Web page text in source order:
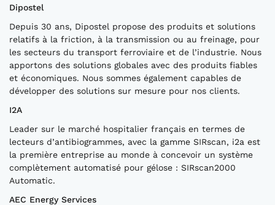
Dipostel
Depuis 30 ans, Dipostel propose des produits et solutions
relatifs à la friction, à la transmission ou au freinage, pour
les secteurs du transport ferroviaire et de l’industrie. Nous
apportons des solutions globales avec des produits fiables
et économiques. Nous sommes également capables de
développer des solutions sur mesure pour nos clients.
I2A
Leader sur le marché hospitalier français en termes de
lecteurs d’antibiogrammes, avec la gamme SIRscan, i2a est
la première entreprise au monde à concevoir un système
complètement automatisé pour gélose : SIRscan2000
Automatic.
AEC Energy Services